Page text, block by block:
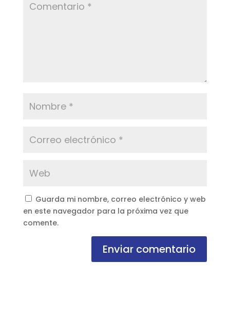
Guarda mi nombre, correo electrónico y web
en este navegador para la próxima vez que
comente.
Enviar comentario